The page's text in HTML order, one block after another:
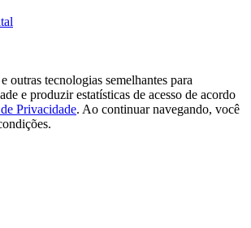
outras tecnologias semelhantes para
e produzir estatísticas de acesso de acordo
Privacidade. Ao continuar navegando, você